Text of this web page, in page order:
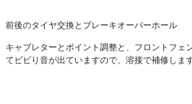
前後のタイヤ交換とブレーキオーバーホール
キャブレターとポイント調整と、フロントフェ
てビビり音が出ていますので、溶接で補修しま